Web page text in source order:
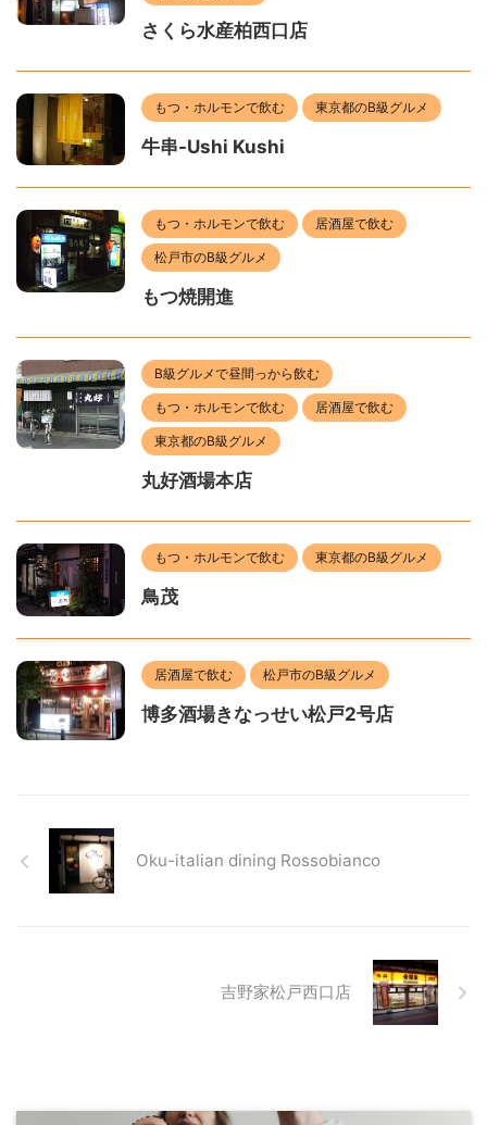
さくら水産柏西口店
もつ・ホルモンで飲む 東京都のB級グルメ
牛串-Ushi Kushi
もつ・ホルモンで飲む 居酒屋で飲む
松戸市のB級グルメ
もつ焼開進
B級グルメで昼間っから飲む
もつ・ホルモンで飲む 居酒屋で飲む
東京都のB級グルメ
丸好酒場本店
もつ・ホルモンで飲む 東京都のB級グルメ
鳥茂
居酒屋で飲む 松戸市のB級グルメ
博多酒場きなっせい松戸2号店
Oku-italian dining Rossobianco
吉野家松戸西口店